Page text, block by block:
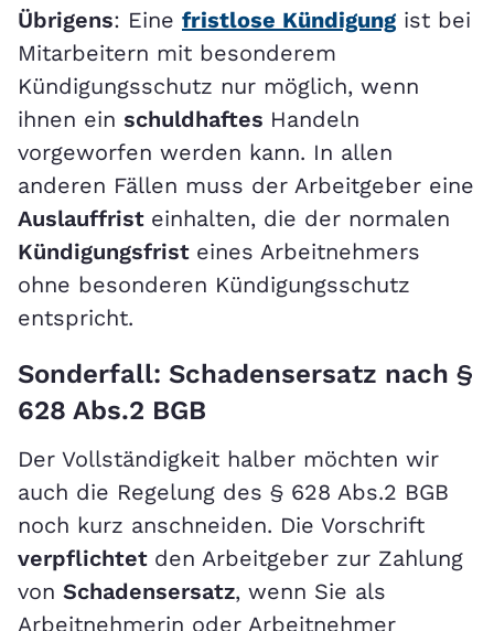
Übrigens: Eine fristlose Kündigung ist bei
Mitarbeitern mit besonderem
Kündigungsschutz nur möglich, wenn
ihnen ein schuldhaftes Handeln
vorgeworfen werden kann. In allen
anderen Fällen muss der Arbeitgeber eine
Auslauffrist einhalten, die der normalen
Kündigungsfrist eines Arbeitnehmers
ohne besonderen Kündigungsschutz
entspricht.
Sonderfall: Schadensersatz nach §
628 Abs.2 BGB
Der Vollständigkeit halber möchten wir
auch die Regelung des § 628 Abs.2 BGB
noch kurz anschneiden. Die Vorschrift
verpflichtet den Arbeitgeber zur Zahlung
von Schadensersatz, wenn Sie als
Arbeitnehmerin oder Arbeitnehmer